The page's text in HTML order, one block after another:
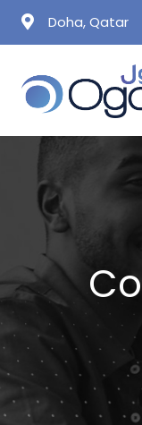
Doha, Qatar